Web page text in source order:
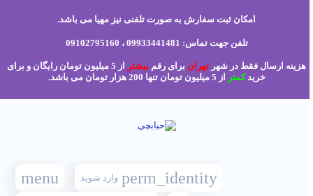
امکان ثبت سفارش به صورت تلفنی نیز مهیا می باشد.
تلفن جهت تماس: 09933441481 ، 09102795160
هزینه ارسال فقط در شهر تهرانبرای رقمبیشتر
از 5 میلیون تومان رایگان و برای
خریدکمتر از 5 میلیون تومان تنها 200 هزار تومان می باشد.
menu وارد شوید perm_identity